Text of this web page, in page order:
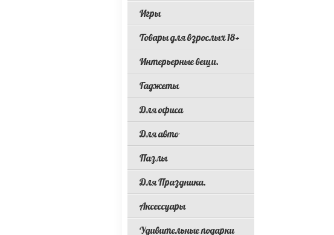
Игры
Товары для взрослых 18+
Интерьерные вещи.
Гаджеты
Для офиса
Для авто
Пазлы
Для Праздника.
Аксессуары
Удивительные подарки